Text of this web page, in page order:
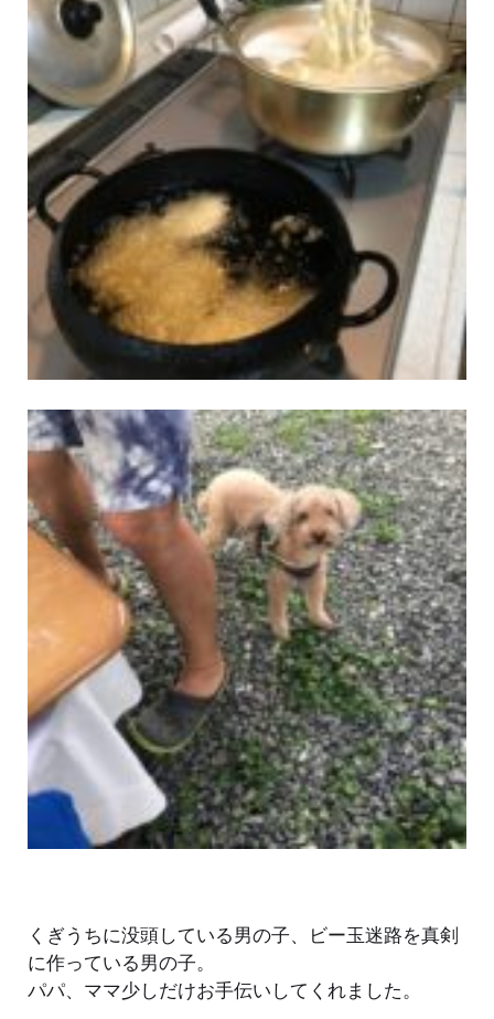
くぎうちに没頭している男の子、ビー玉迷路を真剣
に作っている男の子。
パパ、ママ少しだけお手伝いしてくれました。